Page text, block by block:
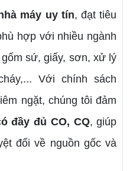
máy uy tín, đạt tiêu
hợp với nhiều ngành
sứ, giấy, sơn, xử lý
Với chính sách
ngặt, chúng tôi đảm
đầy đủ CO, CQ, giúp
đối về nguồn gốc và